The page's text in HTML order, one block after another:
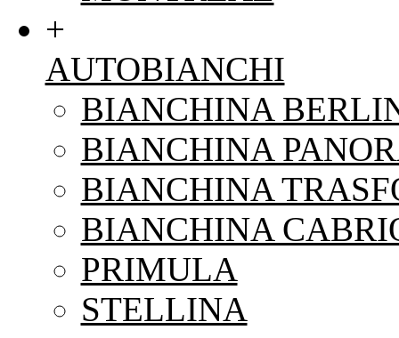
+
AUTOBIANCHI
BIANCHINA
BIANCHINA
BIANCHINA
BIANCHINA
PRIMULA
STELLINA